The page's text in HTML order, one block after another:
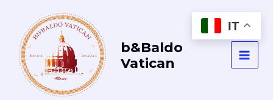
contenuto
b&Baldo
Vatican
IT